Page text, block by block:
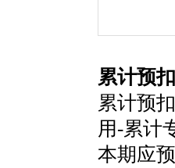
累计预
累计预
用-累计
本期应